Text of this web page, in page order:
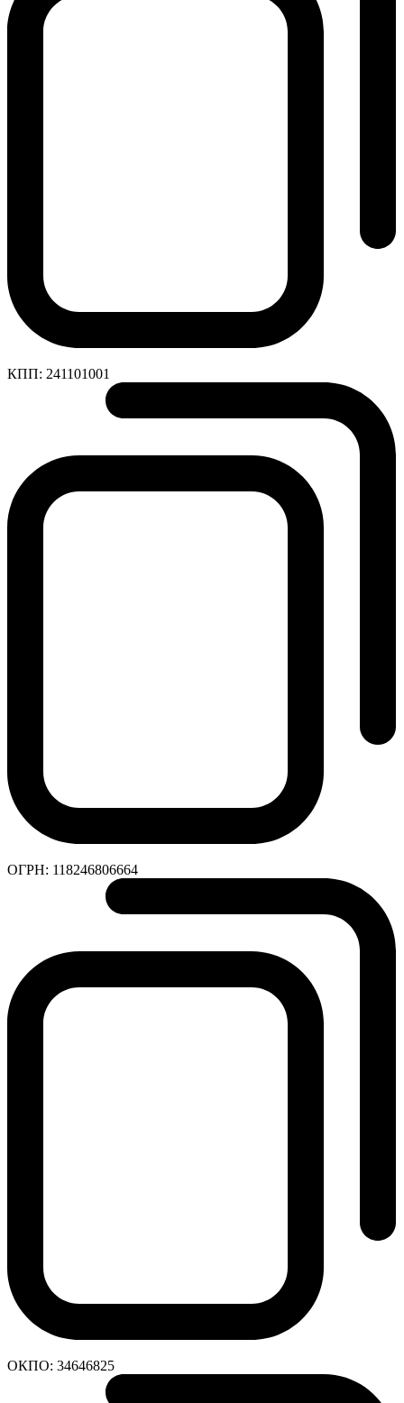
КПП: 241101001
ОГРН: 118246806664
ОКПО: 34646825